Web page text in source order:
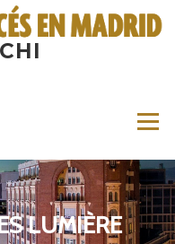
Menú
LUMIÈRE